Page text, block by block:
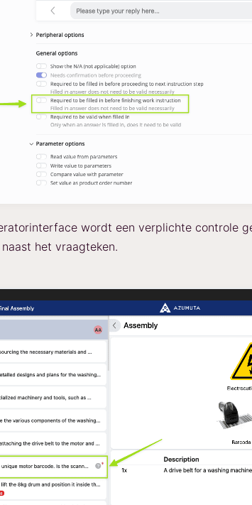
wordt een verplichte controle
het vraagteken.